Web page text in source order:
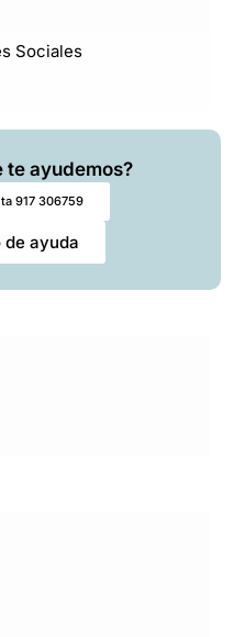
Sociales
te ayudemos?
917 306759
ayuda